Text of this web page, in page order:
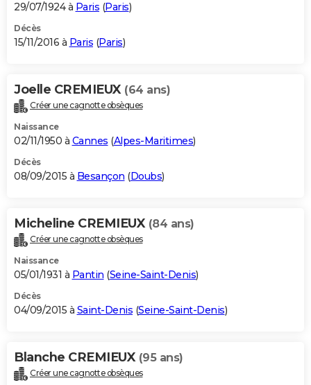
29/07/1924 à Paris (Paris)
Décès
15/11/2016 à Paris (Paris)
Joelle CREMIEUX (64 ans)
Créer une cagnotte obsèques
Naissance
02/11/1950 à Cannes (Alpes-Maritimes)
Décès
08/09/2015 à Besançon (Doubs)
Micheline CREMIEUX (84 ans)
Créer une cagnotte obsèques
Naissance
05/01/1931 à Pantin (Seine-Saint-Denis)
Décès
04/09/2015 à Saint-Denis (Seine-Saint-Denis)
Blanche CREMIEUX (95 ans)
Créer une cagnotte obsèques